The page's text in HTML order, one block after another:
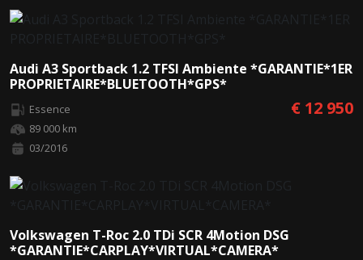
Audi A3 Sportback 1.2 TFSI Ambiente *GARANTIE*1ER
PROPRIETAIRE*BLUETOOTH*GPS*
Essence
89 000 km
03/2016
€ 12 950
Volkswagen T-Roc 2.0 TDi SCR 4Motion DSG
*GARANTIE*CARPLAY*VIRTUAL*CAMERA*